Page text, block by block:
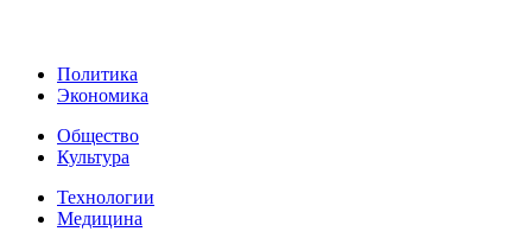
Политика
Экономика
Общество
Культура
Технологии
Медицина